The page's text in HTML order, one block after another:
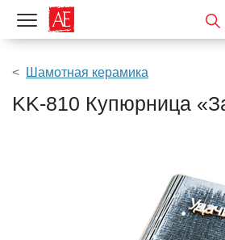
Показать меню
Шамотная керамика
KK-810 Купюрница